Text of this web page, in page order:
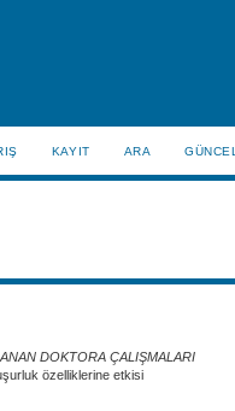
KAYIT ARA GÜNCEL
DOKTORA ÇALIŞMALARI
özelliklerine etkisi